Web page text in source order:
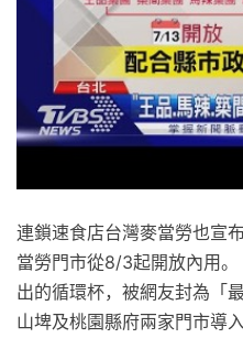
連鎖速食店台灣麥當勞也宣
當勞門市從8/3起開放內用
出的循環杯，被網友封為「
山埤及桃園縣府兩家門市導